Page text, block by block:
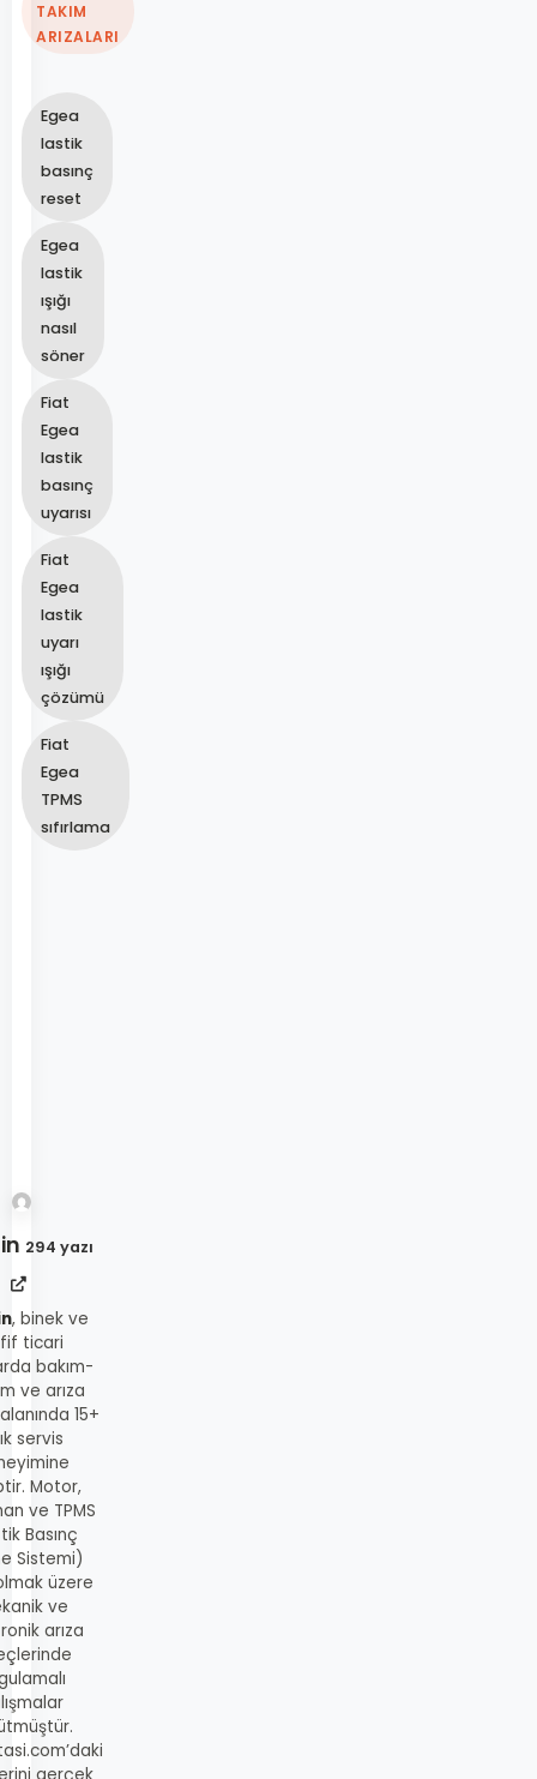
TAKIM
ARIZALARI
Egea
lastik
basınç
reset
Egea
lastik
ışığı
nasıl
söner
Fiat
Egea
lastik
basınç
uyarısı
Fiat
Egea
lastik
uyarı
ışığı
çözümü
Fiat
Egea
TPMS
sıfırlama
294 yazı
, binek ve
ticari
bakım-
ve arıza
15+
servis
Motor,
ve TPMS
Basınç
Sistemi)
üzere
ve
arıza
gerçek